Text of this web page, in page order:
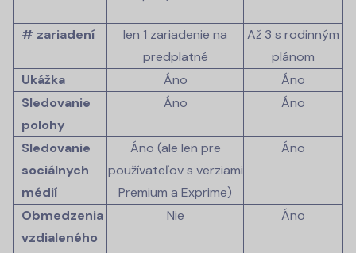
# zariadení
len 1 zariadenie na
predplatné
Až 3 s rodinným
plánom
Ukážka
Áno
Áno
Sledovanie
polohy
Áno Áno
Sledovanie
sociálnych
médií
Áno (ale len pre
používateľov s verziami
Premium a Exprime)
Áno
Obmedzenia
vzdialeného
Nie Áno